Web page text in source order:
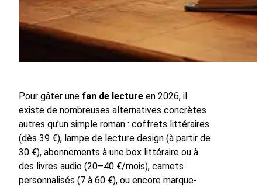
Pour gâter une fan de lecture en 2026, il
existe de nombreuses alternatives concrètes
autres qu’un simple roman : coffrets littéraires
(dès 39 €), lampe de lecture design (à partir de
30 €), abonnements à une box littéraire ou à
des livres audio (20–40 €/mois), carnets
personnalisés (7 à 60 €), ou encore marque-